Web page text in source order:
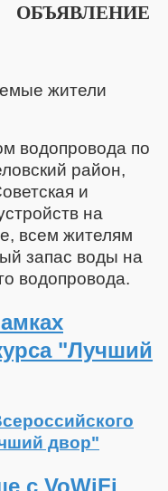
ОБЪЯВЛЕНИЕ
жители
водопровода по
район,
и
на
всем жителям
запас воды на
водопровода.
"Лучший
двор"
с VoWiFi